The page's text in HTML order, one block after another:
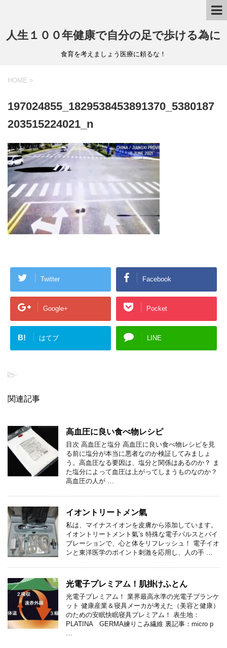
人生１００年健康で自分の足で歩ける為に
食育を考えましょう医療に頼るな！
HOME >
197024855_1829538453891370_5380187
203515224021_n
Twitter Facebook
Google+ Pocket
B! はてブ LINE
-
関連記事
高血圧に良い食べ物レシピ
目次 高血圧と塩分 高血圧に良い食べ物レシピを見
る前に塩分が本当に悪者なのか検証してみましょ
う。高血圧なる要因は、塩分と関係はあるのか？ ま
た塩分によって血圧は上がってしまうものなのか？
高血圧の人が …
イオントリートメン氣
私は、マイナスイオンを皮膚から添加しています。
イオントリートメント氣’s 特殊な電子パルスとバイ
ブレーションで、心と体をリフレッシュ！ 電子イオ
ンと東洋医学のポイント刺激を応用し、人の手 …
光電子プレミアム！肌掛けふとん
光電子プレミアム！ 業界最高水準の光電子ブランケ
ット 健康産業＆寝具メーカが考えた（美容と健康）
のための安眠快眠寝具プレミアム！ 表生地：
PLATINA GERMA練りこみ繊維 裏記事：micro p